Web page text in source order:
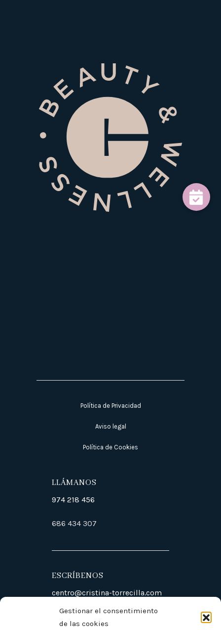
Gestionar el consentimiento
de las cookies
Política de Privacidad
Aviso legal
Política de Cookies
LLÁMANOS
974 218 456
686 434 307
ESCRÍBENOS
centro@cristina-torrecilla.com